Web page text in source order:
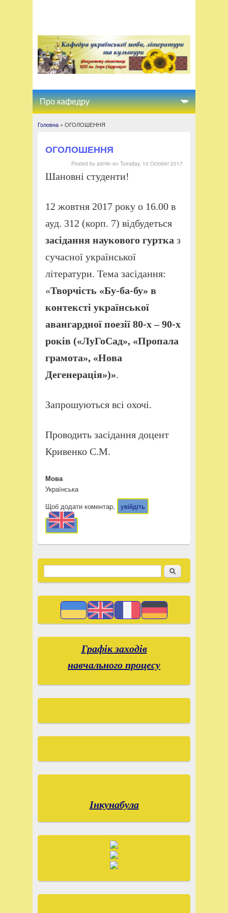
Ви є тут
Головна» ОГОЛОШЕННЯ
ОГОЛОШЕННЯ
Posted byadmin onTuesday, 10 October 2017
Шановні студенти!
12 жовтня 2017 року о 16.00 в
ауд. 312 (корп. 7) відбудеться
засідання наукового гуртка з
сучасної української
літератури. Тема засідання:
«Творчість «Бу-ба-бу» в
контексті української
авангардної поезії 80-х – 90-х
років («ЛуГоСад», «Пропала
грамота», «Нова
Дегенерація»)».
Запрошуються всі охочі.
Проводить засідання доцент
Кривенко С.М.
Мова
Українська
Щоб додати коментар,
увійдіть
Пошукова форма Пошук
Графік заходів
навчального процесу
Інкунабула